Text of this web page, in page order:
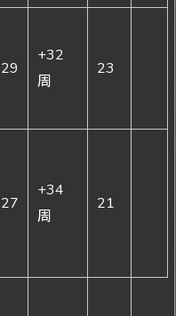
29
+32
周
23
27
+34
周
21